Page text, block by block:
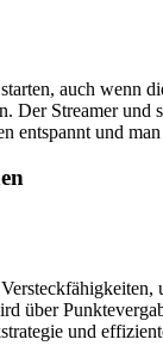
auch
Streamer
entspannt und
über
und